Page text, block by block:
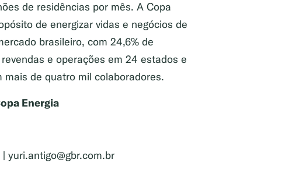
de residências por mês. A Copa
de energizar vidas e negócios de
brasileiro, com 24,6% de
e operações em 24 estados e
de quatro mil colaboradores.
Energia
yuri.antigo@gbr.com.br